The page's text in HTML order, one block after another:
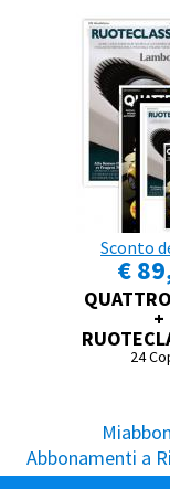
Sconto
€
+
24
Abbonamenti a